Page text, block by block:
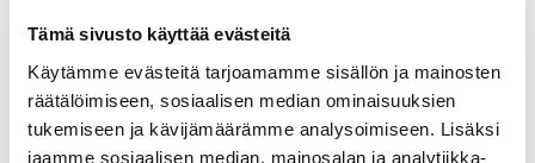
Tämä sivusto käyttää evästeitä
Käytämme evästeitä tarjoamamme sisällön ja mainosten
räätälöimiseen, sosiaalisen median ominaisuuksien
tukemiseen ja kävijämäärämme analysoimiseen. Lisäksi
jaamme sosiaalisen median, mainosalan ja analytiikka-